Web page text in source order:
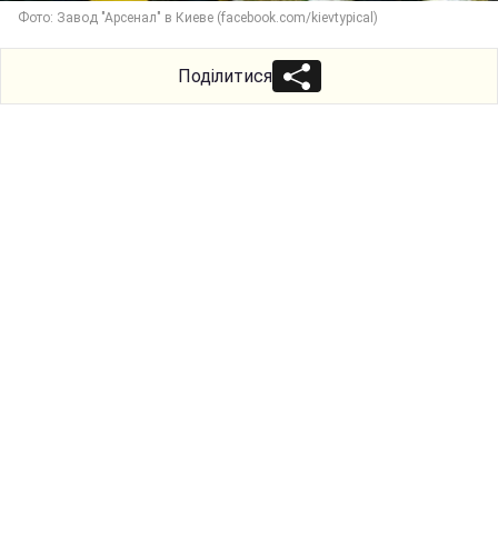
Фото: Завод "Арсенал" в Киеве (facebook.com/kievtypical)
Поділитися